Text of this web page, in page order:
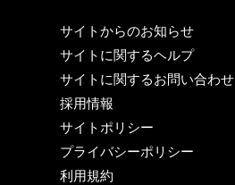
サイトからのお知らせ
サイトに関するヘルプ
サイトに関するお問い合わせ
採用情報
サイトポリシー
プライバシーポリシー
利用規約